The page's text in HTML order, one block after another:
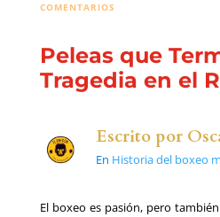
COMENTARIOS
Peleas que
Tragedia en el
Escrito por
En Historia del boxeo
El boxeo es pasión, pero